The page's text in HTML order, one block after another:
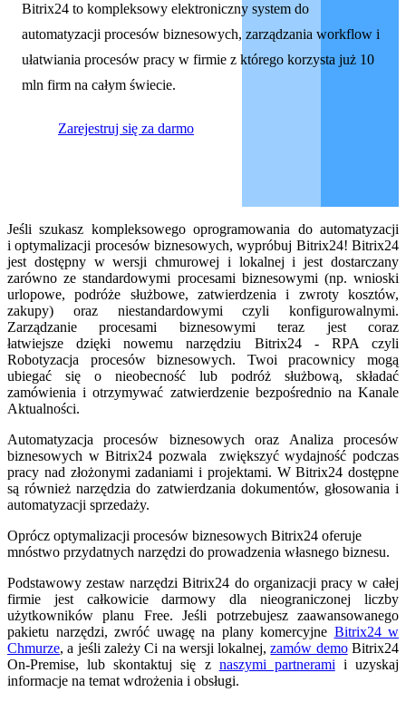
Bitrix24 to kompleksowy elektroniczny system do
automatyzacji procesów biznesowych, zarządzania workflow i
ułatwiania procesów pracy w firmie z którego korzysta już 10
mln firm na całym świecie.
Zarejestruj się za darmo
Jeśli szukasz kompleksowego oprogramowania do automatyzacji
i optymalizacji procesów biznesowych, wypróbuj Bitrix24! Bitrix24
jest dostępny w wersji chmurowej i lokalnej i jest dostarczany
zarówno ze standardowymi procesami biznesowymi (np. wnioski
urlopowe, podróże służbowe, zatwierdzenia i zwroty kosztów,
zakupy) oraz niestandardowymi czyli konfigurowalnymi.
Zarządzanie procesami biznesowymi teraz jest coraz
łatwiejsze dzięki nowemu narzędziu Bitrix24 - RPA czyli
Robotyzacja procesów biznesowych. Twoi pracownicy mogą
ubiegać się o nieobecność lub podróż służbową, składać
zamówienia i otrzymywać zatwierdzenie bezpośrednio na Kanale
Aktualności.
Automatyzacja procesów biznesowych oraz Analiza procesów
biznesowych w Bitrix24 pozwala zwiększyć wydajność podczas
pracy nad złożonymi zadaniami i projektami. W Bitrix24 dostępne
są również narzędzia do zatwierdzania dokumentów, głosowania i
automatyzacji sprzedaży.
Oprócz optymalizacji procesów biznesowych Bitrix24 oferuje
mnóstwo przydatnych narzędzi do prowadzenia własnego biznesu.
Podstawowy zestaw narzędzi Bitrix24 do organizacji pracy w całej
firmie jest całkowicie darmowy dla nieograniczonej liczby
użytkowników planu Free. Jeśli potrzebujesz zaawansowanego
pakietu narzędzi, zwróć uwagę na plany komercyjne Bitrix24 w
Chmurze, a jeśli zależy Ci na wersji lokalnej,zamów demoBitrix24
On-Premise, lub skontaktuj się z naszymi partnerami i uzyskaj
informacje na temat wdrożenia i obsługi.